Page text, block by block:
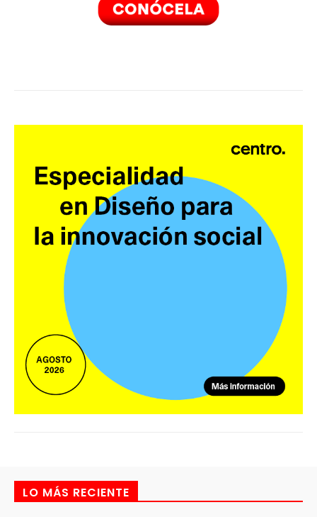
LO MÁS RECIENTE